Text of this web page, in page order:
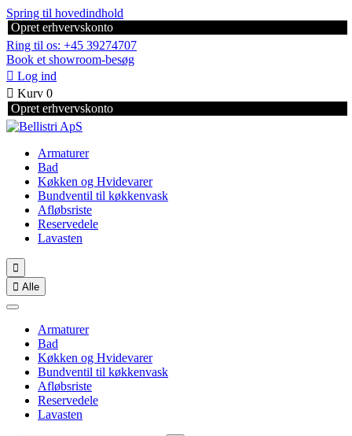
Spring til hovedindhold
Opret erhvervskonto
Ring til os: +45 39274707
Book et showroom-besøg
 Log ind
 Kurv 0
Opret erhvervskonto
Armaturer
Bad
Køkken og Hvidevarer
Bundventil til køkkenvask
Afløbsriste
Reservedele
Lavasten

 Alle
Armaturer
Bad
Køkken og Hvidevarer
Bundventil til køkkenvask
Afløbsriste
Reservedele
Lavasten